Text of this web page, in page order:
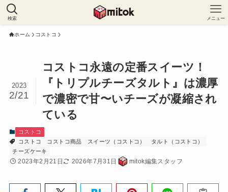
検索 メニュー
ホーム コストコ
コストコ永遠の定番スイーツ！
『トリプルチーズタルト』は濃厚
で濃密で甘〜いチーズが凝縮され
ている
2023
2/21
コストコ
コストコ
コストコ商品 スイーツ（コストコ）
タルト（コストコ）
チーズケーキ
2023年2月21日 2026年7月31日 mitok編集スタッフ